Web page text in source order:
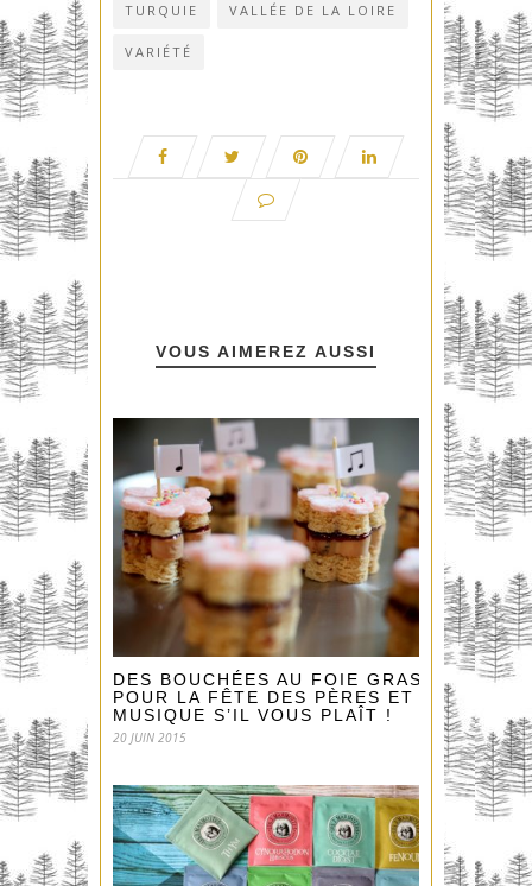
TURQUIE VALLÉE DE LA LOIRE
VARIÉTÉ
VOUS AIMEREZ AUSSI
DES BOUCHÉES AU FOIE GRAS
POUR LA FÊTE DES PÈRES ET EN
MUSIQUE S’IL VOUS PLAÎT !
20 JUIN 2015